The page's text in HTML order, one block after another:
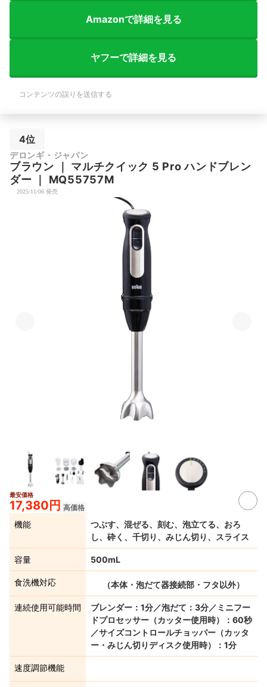
Amazonで詳細を見る
ヤフーで詳細を見る
コンテンツの誤りを送信する
4位
デロンギ・ジャパン
ブラウン
マルチクイック 5 Pro ハンドブレン
ダー
MQ55757M
2025/11/06 発売
最安価格
17,380円 高価格
機能
つぶす、混ぜる、刻む、泡立てる、おろ
し、砕く、千切り、みじん切り、スライス
容量 500mL
食洗機対応 （本体・泡だて器接続部・フタ以外）
連続使用可能時間
ブレンダー：1分／泡だて：3分／ミニフー
ドプロセッサー（カッター使用時）：60秒
／サイズコントロールチョッパー（カッタ
ー・みじん切りディスク使用時）：1分
速度調節機能